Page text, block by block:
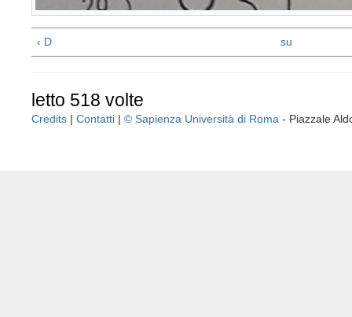
‹ D su
letto 518 volte
Credits | Contatti | © Sapienza Università di Roma - Piazzale